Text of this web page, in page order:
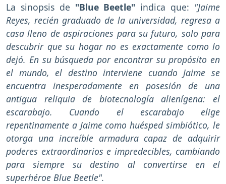
La sinopsis de "Blue Beetle" indica que: "Jaime
Reyes, recién graduado de la universidad, regresa a
casa lleno de aspiraciones para su futuro, solo para
descubrir que su hogar no es exactamente como lo
dejó. En su búsqueda por encontrar su propósito en
el mundo, el destino interviene cuando Jaime se
encuentra inesperadamente en posesión de una
antigua reliquia de biotecnología alienígena: el
escarabajo. Cuando el escarabajo elige
repentinamente a Jaime como huésped simbiótico, le
otorga una increíble armadura capaz de adquirir
poderes extraordinarios e impredecibles, cambiando
para siempre su destino al convertirse en el
superhéroe Blue Beetle".